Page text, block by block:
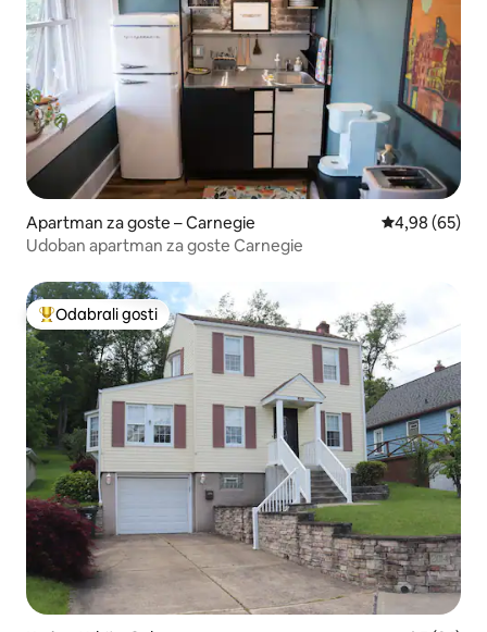
Apartman za goste – Carnegie Prosječna
4,98 (65)
Udoban apartman za goste Carnegie
Među najviše rangiranima s oznakom „Odabrali gosti”
Odabrali gosti